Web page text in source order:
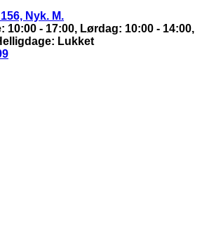
Nyk. M.
10:00 - 17:00, Lørdag: 10:00 - 14:00,
Lukket